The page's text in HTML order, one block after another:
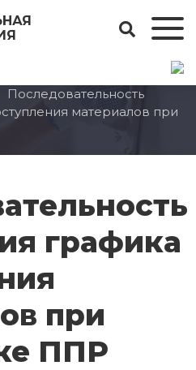
Последовательность
материалов при
графика
при
ППР